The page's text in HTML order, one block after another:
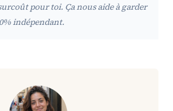
pour toi. Ça nous aide à garder
indépendant.